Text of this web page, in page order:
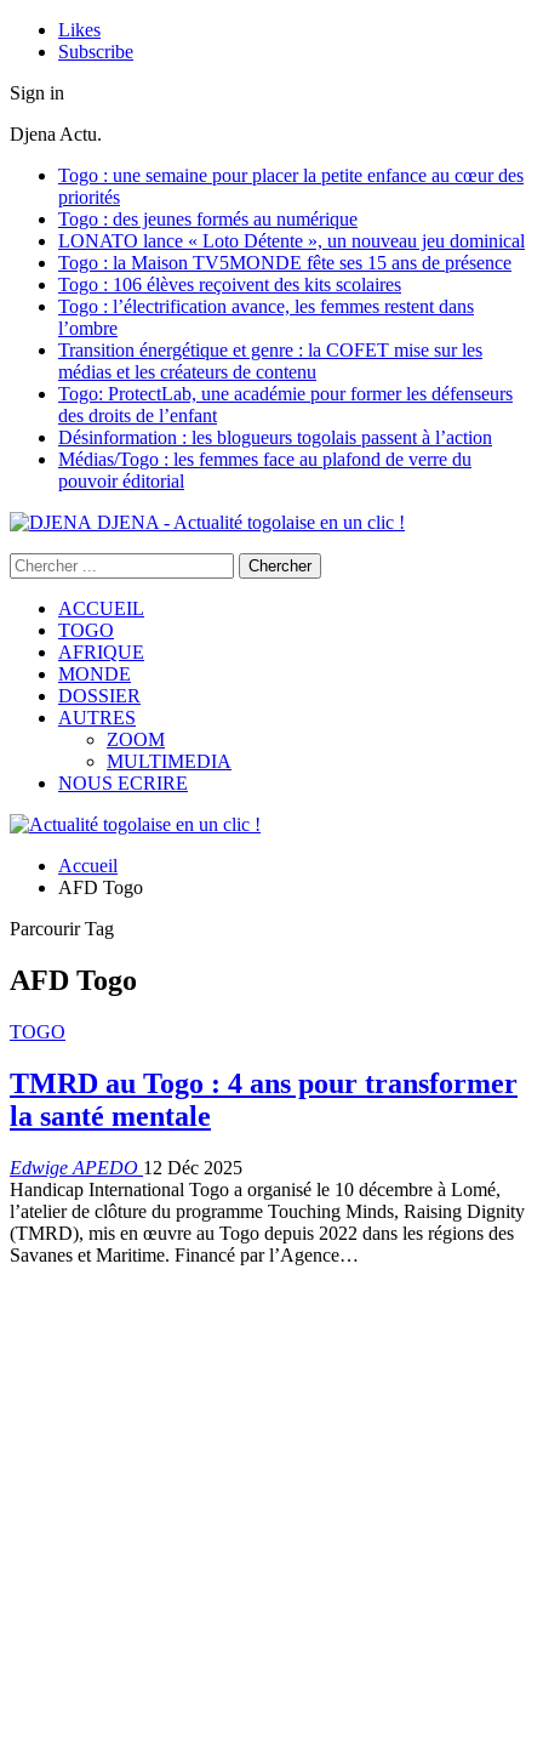
Likes
Subscribe
Sign in
Djena Actu.
Togo : une semaine pour placer la petite enfance au cœur des
priorités
Togo : des jeunes formés au numérique
LONATO lance « Loto Détente », un nouveau jeu dominical
Togo : la Maison TV5MONDE fête ses 15 ans de présence
Togo : 106 élèves reçoivent des kits scolaires
Togo : l’électrification avance, les femmes restent dans
l’ombre
Transition énergétique et genre : la COFET mise sur les
médias et les créateurs de contenu
Togo: ProtectLab, une académie pour former les défenseurs
des droits de l’enfant
Désinformation : les blogueurs togolais passent à l’action
Médias/Togo : les femmes face au plafond de verre du
pouvoir éditorial
DJENA - Actualité togolaise en un clic !
ACCUEIL
TOGO
AFRIQUE
MONDE
DOSSIER
AUTRES
ZOOM
MULTIMEDIA
NOUS ECRIRE
Accueil
AFD Togo
Parcourir Tag
AFD Togo
TOGO
TMRD au Togo : 4 ans pour transformer
la santé mentale
Edwige APEDO 12 Déc 2025
Handicap International Togo a organisé le 10 décembre à Lomé,
l’atelier de clôture du programme Touching Minds, Raising Dignity
(TMRD), mis en œuvre au Togo depuis 2022 dans les régions des
Savanes et Maritime. Financé par l’Agence…